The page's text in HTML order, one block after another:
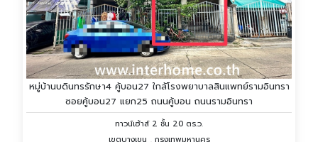
หมู่บ้านบดินทรรักษา4 คู้บอน27 ใกล้โรงพยาบาลสินแพทย์รามอินทรา
ซอยคู้บอน27 แยก25 ถนนคู้บอน ถนนรามอินทรา
ทาวน์เฮ้าส์ 2 ชั้น 20 ตร.ว.
เขตบางเขน , กรุงเทพมหานคร